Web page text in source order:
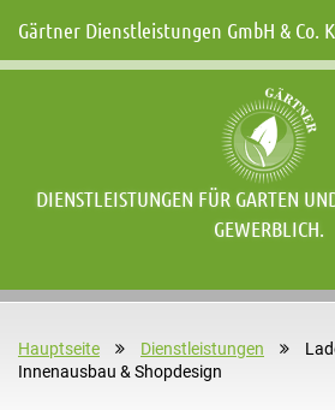
Gärtner Dienstleistungen GmbH & Co.
DIENSTLEISTUNGEN FÜR GARTEN
GEWERBLICH.
Hauptseite Dienstleistungen
Innenausbau & Shopdesign